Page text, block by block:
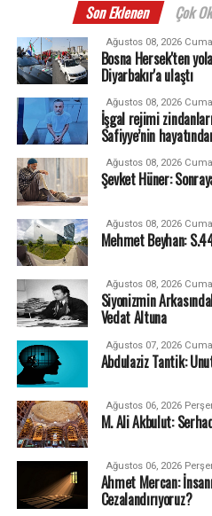
Son Eklenen Çok
Ağustos 08, 2026
Bosna Hersek'ten
Diyarbakır'a ulaştı
Ağustos 08, 2026
İşgal rejimi
Safiyye’nin
Ağustos 08, 2026
Şevket Hüner:
Ağustos 08, 2026
Mehmet Beyhan:
Ağustos 08, 2026
Siyonizmin
Vedat Altuna
Ağustos 07, 2026 Cuma
Abdulaziz Tantik:
Ağustos 06, 2026
M. Ali Akbulut:
Ağustos 06, 2026
Ahmet Mercan:
Cezalandırıyoruz?